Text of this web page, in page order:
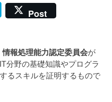
Hatena
Post
報処理能力認定委員会が
分野の基礎知識やプログラ
るスキルを証明するもので